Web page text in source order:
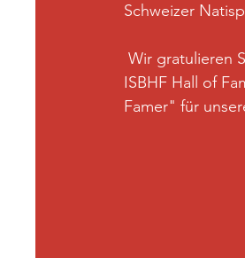
Schweizer
Wir gratulieren
ISBHF Hall of
Famer" für